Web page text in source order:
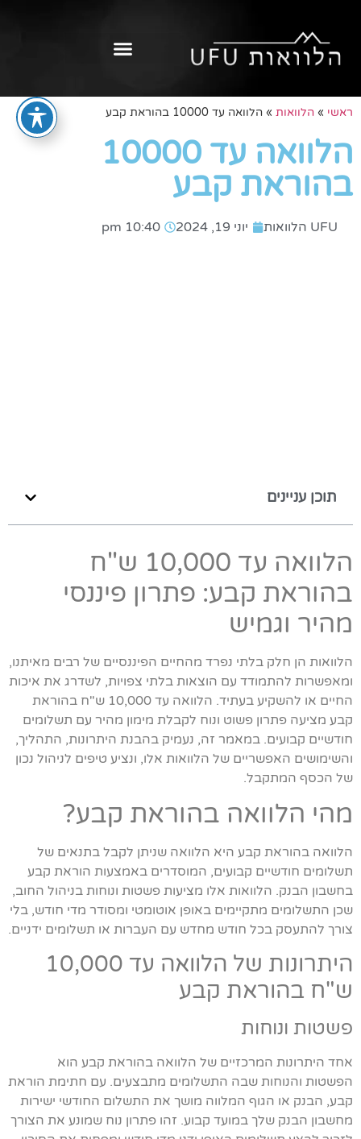
ראשי » הלוואות » הלוואה עד 10000 בהוראת קבע
הלוואה עד 10000
בהוראת קבע
UFU הלוואות יוני 19, 2024 10:40 pm
תוכן עניינים
הלוואה עד 10,000 ש"ח
בהוראת קבע: פתרון פיננסי
מהיר וגמיש
הלוואות הן חלק בלתי נפרד מהחיים הפיננסיים של רבים מאיתנו,
ומאפשרות להתמודד עם הוצאות בלתי צפויות, לשדרג את איכות
החיים או להשקיע בעתיד. הלוואה עד 10,000 ש"ח בהוראת
קבע מציעה פתרון פשוט ונוח לקבלת מימון מהיר עם תשלומים
חודשיים קבועים. במאמר זה, נעמיק בהבנת היתרונות, התהליך,
והשימושים האפשריים של הלוואות אלו, ונציע טיפים לניהול נכון
של הכסף המתקבל.
מהי הלוואה בהוראת קבע?
הלוואה בהוראת קבע היא הלוואה שניתן לקבל בתנאים של
תשלומים חודשיים קבועים, המוסדרים באמצעות הוראת קבע
בחשבון הבנק. הלוואות אלו מציעות פשטות ונוחות בניהול החוב,
שכן התשלומים מתקיימים באופן אוטומטי ומסודר מדי חודש, בלי
צורך להתעסק בכל חודש מחדש עם העברות או תשלומים ידניים.
היתרונות של הלוואה עד 10,000
ש"ח בהוראת קבע
פשטות ונוחות
אחד היתרונות המרכזיים של הלוואה בהוראת קבע הוא
הפשטות והנוחות שבה התשלומים מתבצעים. עם חתימת הוראת
קבע, הבנק או הגוף המלווה מושך את התשלום החודשי ישירות
מחשבון הבנק שלך במועד קבוע. זהו פתרון נוח שמונע את הצורך